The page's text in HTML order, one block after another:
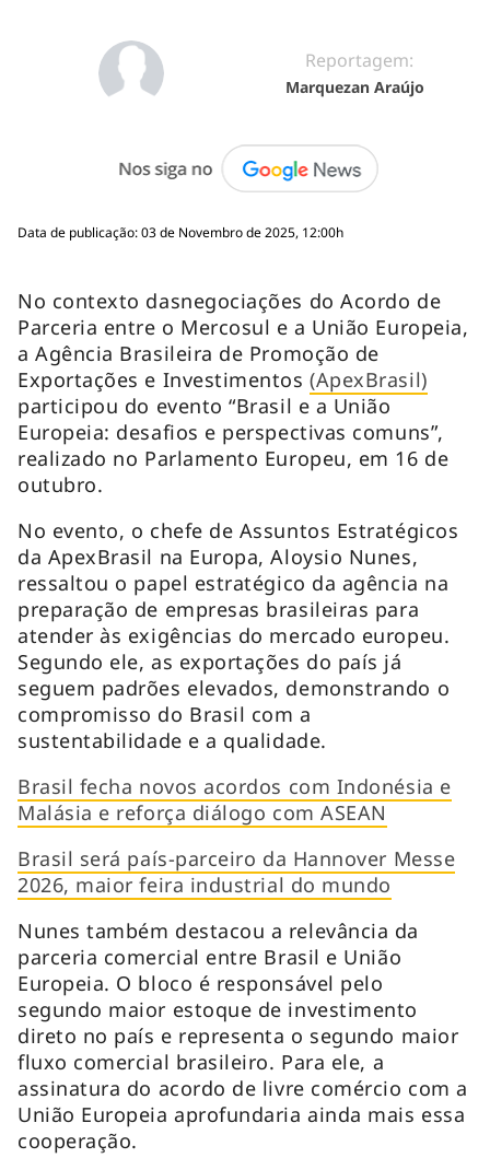
Reportagem:
Marquezan Araújo
Data de publicação: 03 de Novembro de 2025, 12:00h
No contexto dasnegociações do Acordo de
Parceria entre o Mercosul e a União Europeia,
a Agência Brasileira de Promoção de
Exportações e Investimentos(ApexBrasil)
participou do evento “Brasil e a União
Europeia: desafios e perspectivas comuns”,
realizado no Parlamento Europeu, em 16 de
outubro.
No evento, o chefe de Assuntos Estratégicos
da ApexBrasil na Europa, Aloysio Nunes,
ressaltou o papel estratégico da agência na
preparação de empresas brasileiras para
atender às exigências do mercado europeu.
Segundo ele, as exportações do país já
seguem padrões elevados, demonstrando o
compromisso do Brasil com a
sustentabilidade e a qualidade.
Brasil fecha novos acordos com Indonésia e
Malásia e reforça diálogo com ASEAN
Brasil será país-parceiro da Hannover Messe
2026, maior feira industrial do mundo
Nunes também destacou a relevância da
parceria comercial entre Brasil e União
Europeia. O bloco é responsável pelo
segundo maior estoque de investimento
direto no país e representa o segundo maior
fluxo comercial brasileiro. Para ele, a
assinatura do acordo de livre comércio com a
União Europeia aprofundaria ainda mais essa
cooperação.